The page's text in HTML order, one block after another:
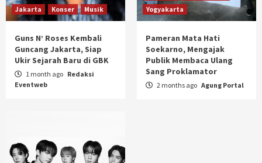
Jakarta Konser Musik
Guns N’ Roses Kembali
Guncang Jakarta, Siap
Ukir Sejarah Baru di GBK
1 month ago Redaksi
Eventweb
Yogyakarta
Pameran Mata Hati
Soekarno, Mengajak
Publik Membaca Ulang
Sang Proklamator
2 months ago Agung Portal